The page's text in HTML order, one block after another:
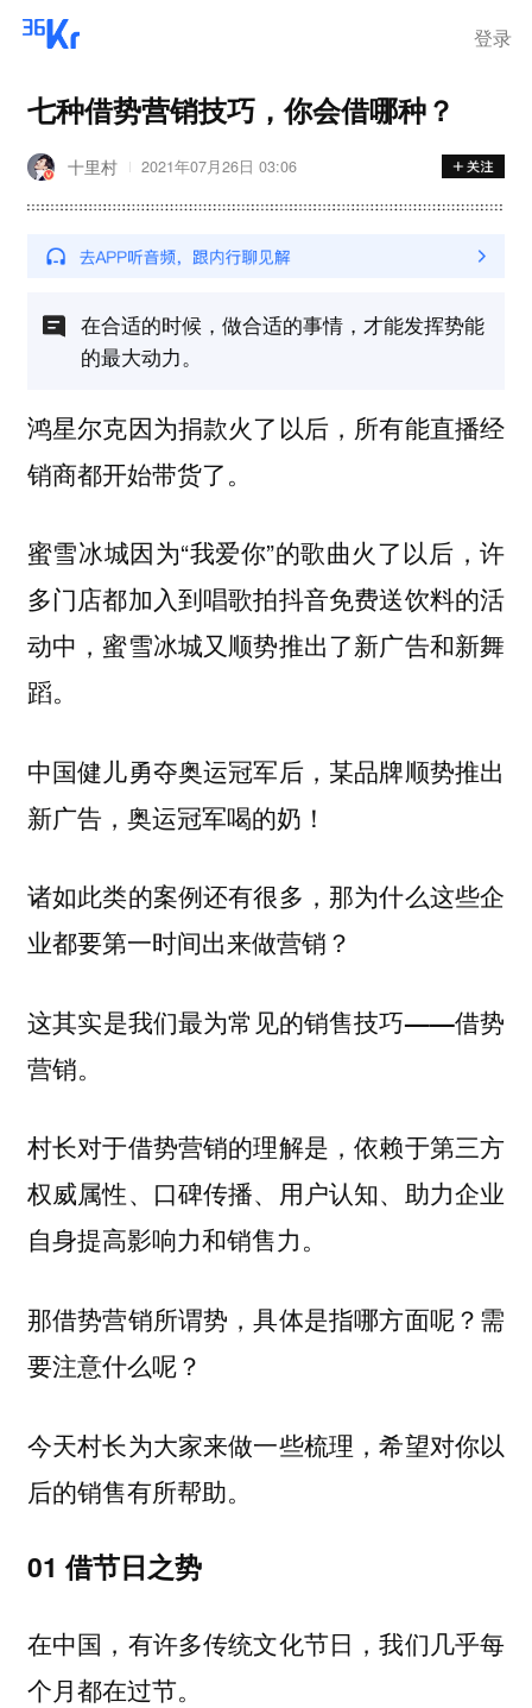
登录
七种借势营销技巧，你会借哪种？
十里村 2021年07月26日 03:06
在合适的时候，做合适的事情，才能发挥势能
的最大动力。
鸿星尔克因为捐款火了以后，所有能直播经
销商都开始带货了。
蜜雪冰城因为“我爱你”的歌曲火了以后，许
多门店都加入到唱歌拍抖音免费送饮料的活
动中，蜜雪冰城又顺势推出了新广告和新舞
蹈。
中国健儿勇夺奥运冠军后，某品牌顺势推出
新广告，奥运冠军喝的奶！
诸如此类的案例还有很多，那为什么这些企
业都要第一时间出来做营销？
这其实是我们最为常见的销售技巧——借势
营销。
村长对于借势营销的理解是，依赖于第三方
权威属性、口碑传播、用户认知、助力企业
自身提高影响力和销售力。
那借势营销所谓势，具体是指哪方面呢？需
要注意什么呢？
今天村长为大家来做一些梳理，希望对你以
后的销售有所帮助。
01借节日之势
在中国，有许多传统文化节日，我们几乎每
个月都在过节。